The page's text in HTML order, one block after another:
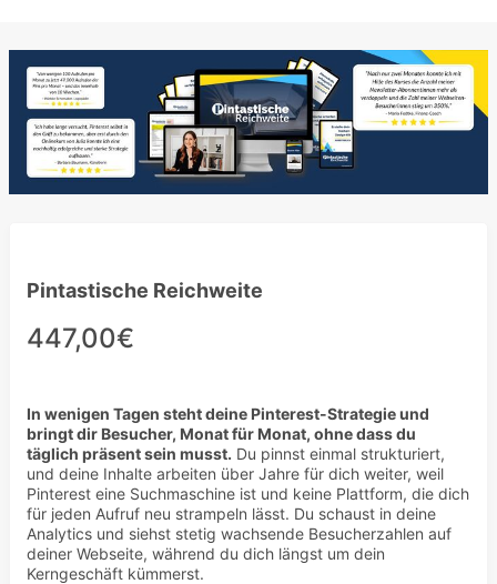
Pintastische Reichweite
447,00€
In wenigen Tagen steht deine Pinterest-Strategie und
bringt dir Besucher, Monat für Monat, ohne dass du
täglich präsent sein musst. Du pinnst einmal strukturiert,
und deine Inhalte arbeiten über Jahre für dich weiter, weil
Pinterest eine Suchmaschine ist und keine Plattform, die dich
für jeden Aufruf neu strampeln lässt. Du schaust in deine
Analytics und siehst stetig wachsende Besucherzahlen auf
deiner Webseite, während du dich längst um dein
Kerngeschäft kümmerst.